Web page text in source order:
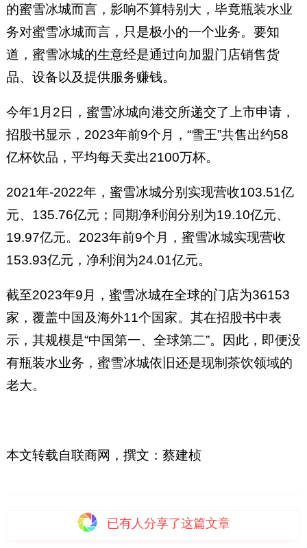
的蜜雪冰城而言，影响不算特别大，毕竟瓶装水业
务对蜜雪冰城而言，只是极小的一个业务。要知
道，蜜雪冰城的生意经是通过向加盟门店销售货
品、设备以及提供服务赚钱。
今年1月2日，蜜雪冰城向港交所递交了上市申请，
招股书显示，2023年前9个月，“雪王”共售出约58
亿杯饮品，平均每天卖出2100万杯。
2021年-2022年，蜜雪冰城分别实现营收103.51亿
元、135.76亿元；同期净利润分别为19.10亿元、
19.97亿元。2023年前9个月，蜜雪冰城实现营收
153.93亿元，净利润为24.01亿元。
截至2023年9月，蜜雪冰城在全球的门店为36153
家，覆盖中国及海外11个国家。其在招股书中表
示，其规模是“中国第一、全球第二”。因此，即便没
有瓶装水业务，蜜雪冰城依旧还是现制茶饮领域的
老大。
本文转载自联商网，撰文：蔡建桢
已有 人分享了这篇文章